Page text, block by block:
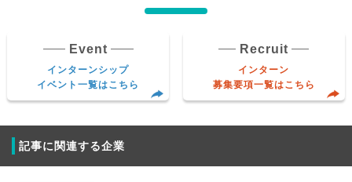
Event
インターンシップ
イベント一覧はこちら
Recruit
インターン
募集要項一覧はこちら
記事に関連する企業